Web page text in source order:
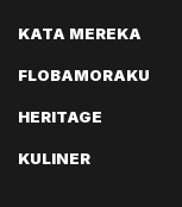
KATA MEREKA
FLOBAMORAKU
HERITAGE
KULINER